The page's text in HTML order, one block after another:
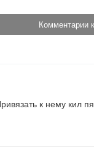
Комментарии
к нему кил